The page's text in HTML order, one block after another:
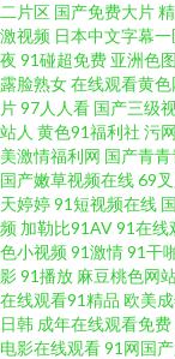
二片区 国产免费大片
激视频 日本中文字幕一
夜 91碰超免费 亚洲色
露脸熟女在线观看黄色
片97人人看 国产三级
站人 黄色91福利社 污
美激情福利网 国产青
国产嫩草视频在线69
天婷婷91短视频在线
频 加勒比91AV91在线
色小视频91激情91干
影91播放 麻豆桃色网
在线观看91精品 欧美
日韩 成年在线观看免费
电影在线观看91网国